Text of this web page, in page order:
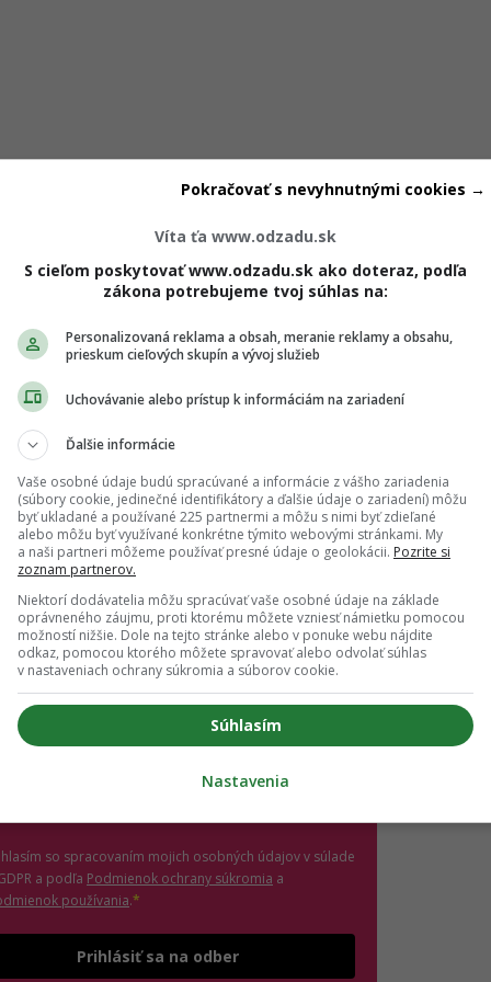
tvoj najväčší fanúšik, v zákulisí môže potajomky
úspech je niekedy ochotný obetovať aj tie najsilnejšie
ti nič neutečie! 💌
vedieť o najnovšom Girls' Point evente ako prvá?
sa na odber e-mailových newslettrov.
si nezabudni skontrolovať e-mail a potvrď
*
platnú e-mailovú adresu
na eventy a inšpiráciu od Girls' Point a
so spracovaním mojich osobných údajov v súlade
a podľa Podmienok ochrany súkromia (otvorí sa v novom okne)
a
používania(otvorí sa v novom okne)
.*
Prihlásiť sa na odber
Víta ťa www.odzadu.sk
S cieľom poskytovať www.odzadu.sk ako doteraz, podľa
zákona potrebujeme tvoj súhlas na:
Personalizovaná reklama a obsah, meranie reklamy a obsahu,
prieskum cieľových skupín a vývoj služieb
Uchovávanie alebo prístup k informáciám na zariadení
Ďalšie informácie
Vaše osobné údaje budú spracúvané a informácie z vášho zariadenia
(súbory cookie, jedinečné identifikátory a ďalšie údaje o zariadení) môžu
byť ukladané a používané 225 partnermi a môžu s nimi byť zdieľané
alebo môžu byť využívané konkrétne týmito webovými stránkami. My
a naši partneri môžeme používať presné údaje o geolokácii. Pozrite si
zoznam partnerov.
Niektorí dodávatelia môžu spracúvať vaše osobné údaje na základe
oprávneného záujmu, proti ktorému môžete vzniesť námietku pomocou
možností nižšie. Dole na tejto stránke alebo v ponuke webu nájdite
odkaz, pomocou ktorého môžete spravovať alebo odvolať súhlas
v nastaveniach ochrany súkromia a súborov cookie.
Súhlasím
Pokračovať s nevyhnutnými cookies →
Nastavenia